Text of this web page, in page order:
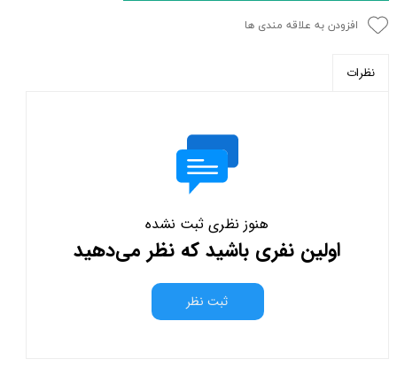
افزودن به علاقه مندی ها
نظرات
هنوز نظری ثبت نشده
اولین نفری باشید که نظر می‌دهید
ثبت نظر